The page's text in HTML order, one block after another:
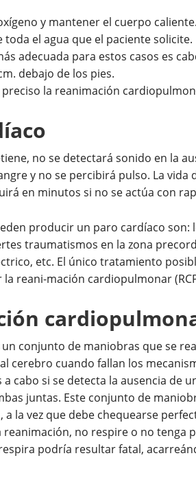
y mantener el cuerpo caliente.
el agua que el paciente solicite.
adecuada para estos casos es
debajo de los pies.
la reanimación
no se detectará sonido en la
y no se percibirá pulso. La
en minutos si no se actúa con
producir un paro cardíaco son:
traumatismos en la zona
etc. El único tratamiento
reani-mación cardiopulmonar
conjunto de maniobras que se
cerebro cuando fallan los
a cabo si se detecta la ausencia de
juntas. Este conjunto de
a la vez que debe chequearse
reanimación, no respire o no tenga
podría resultar fatal,